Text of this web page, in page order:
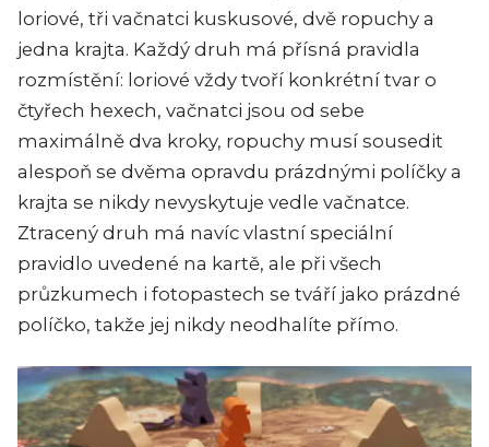
loriové, tři vačnatci kuskusové, dvě ropuchy a
jedna krajta. Každý druh má přísná pravidla
rozmístění: loriové vždy tvoří konkrétní tvar o
čtyřech hexech, vačnatci jsou od sebe
maximálně dva kroky, ropuchy musí sousedit
alespoň se dvěma opravdu prázdnými políčky a
krajta se nikdy nevyskytuje vedle vačnatce.
Ztracený druh má navíc vlastní speciální
pravidlo uvedené na kartě, ale při všech
průzkumech i fotopastech se tváří jako prázdné
políčko, takže jej nikdy neodhalíte přímo.